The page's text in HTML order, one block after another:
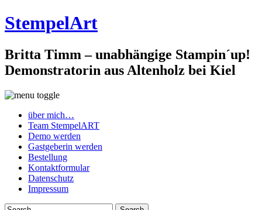
StempelArt
Britta Timm – unabhängige Stampin´up!
Demonstratorin aus Altenholz bei Kiel
über mich…
Team StempelART
Demo werden
Gastgeberin werden
Bestellung
Kontaktformular
Datenschutz
Impressum